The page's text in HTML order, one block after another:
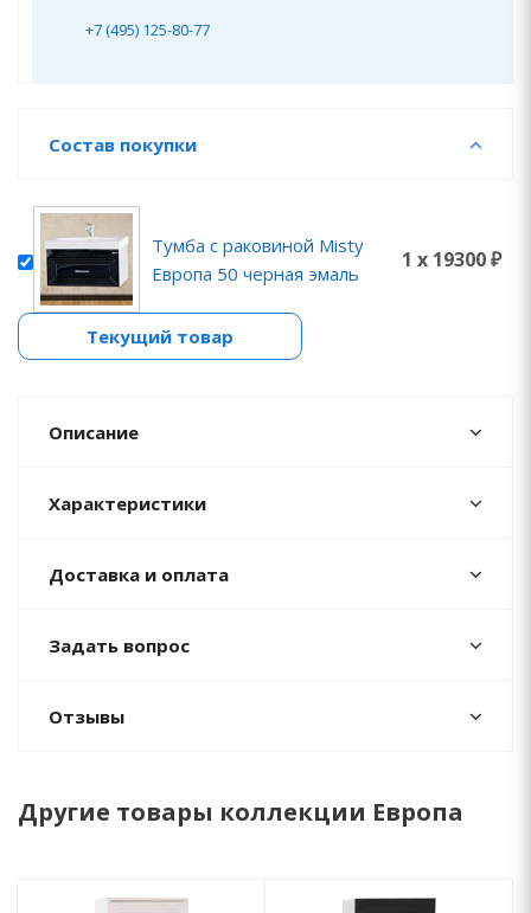
+7 (495) 125-80-77
Состав покупки
Тумба с раковиной Misty
Европа 50 черная эмаль
1 x 19300 ₽
Текущий товар
Описание
Характеристики
Доставка и оплата
Задать вопрос
Отзывы
Другие товары коллекции Европа